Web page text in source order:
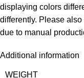
displaying colors
differently. Please
due to manual
Additional information
WEIGHT